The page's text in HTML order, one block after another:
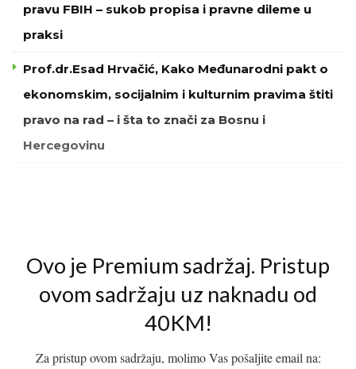
pravu FBIH – sukob propisa i pravne dileme u
praksi
Prof.dr.Esad Hrvačić, Kako Međunarodni pakt o
ekonomskim, socijalnim i kulturnim pravima štiti
pravo na rad – i šta to znači za Bosnu i
Hercegovinu
Ovo je Premium sadržaj. Pristup
ovom sadržaju uz naknadu od
40KM!
Za pristup ovom sadržaju, molimo Vas pošaljite email na: